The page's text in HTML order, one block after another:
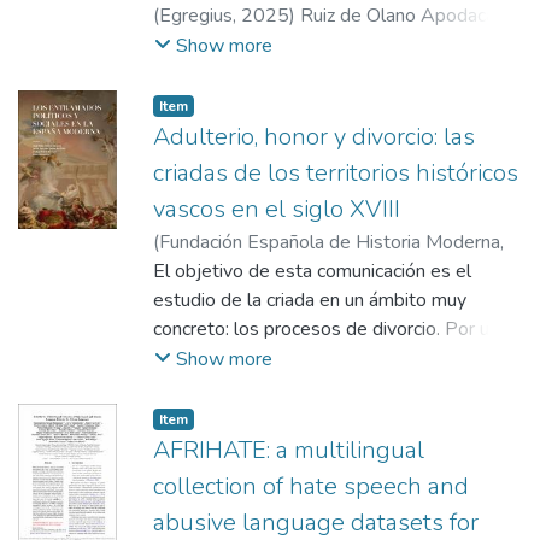
(Egregius, 2025) Ruiz de Olano Apodaca,
DavidShow more
Item
Adulterio, honor y divorcio: las
criadas de los territorios históricos
vascos en el siglo XVIII
(Fundación Española de Historia Moderna,
2023)Intxaustegi Jauregi, Nere Jone
El objetivo de esta comunicación es el
estudio de la criada en un ámbito muy
concreto: los procesos de divorcio. Por una
parte, se tendrá en cuenta el papel quelas
procesos de divorcio que llevaron a cabo los
señores de la casa en la que llevaban a
cabo sus labores del hogar. Y, por otra
parte, también se verán casos en los que
las propias criadas fueron las protagonistas
Show more
Item
AFRIHATE: a multilingual
collection of hate speech and
abusive language datasets for